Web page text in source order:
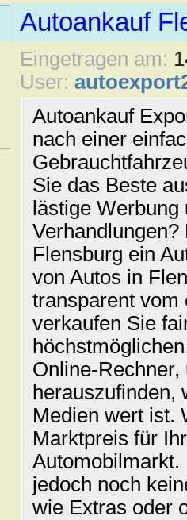
Autoankauf
Eingetragen am:
User:
Autoankauf
nach einer
Sie das Beste
lästige
Flensburg ein
von Autos in
transparent vom
verkaufen Sie
Online-
herauszufinden,
Medien wert ist.
Marktpreis für
jedoch noch
wie Extras oder